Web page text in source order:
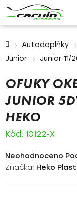
Autodoplňky
Junior
Junior 11/
OFUKY
JUNIOR
HEKO
Kód: 10122-X
Průměrné
hodnocení
Neohodnoceno
Značka: Heko Plast